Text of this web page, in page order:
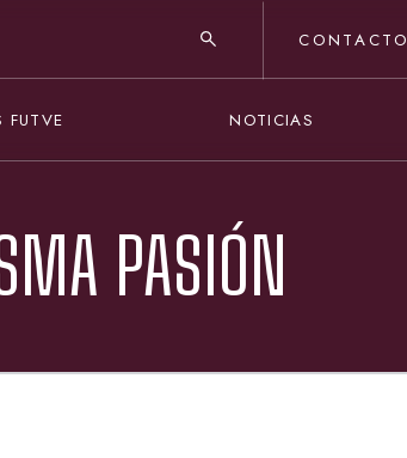
CONTACTO
FUTVE NOTICIAS
PASIÓN